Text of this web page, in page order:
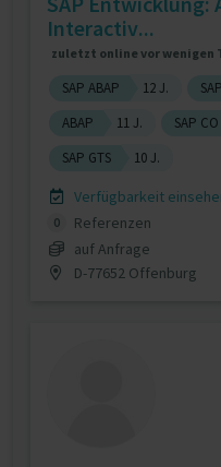
Interactiv...
zuletzt online vor wenigen
SAP ABAP 12 J.
ABAP
11 J. SAP CO
SAP GTS
10 J.
Verfügbarkeit
0
Referenzen
auf Anfrage
D-77652 Offenburg